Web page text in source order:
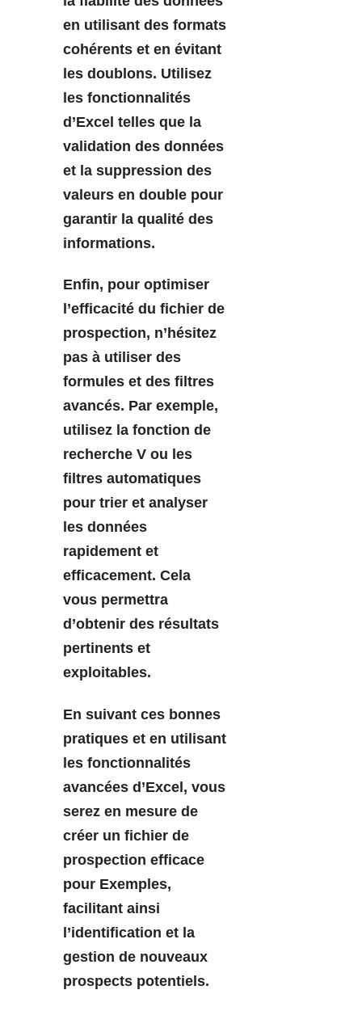
en utilisant des formats
cohérents et en évitant
les doublons. Utilisez
les fonctionnalités
d’Excel telles que la
validation des données
et la suppression des
valeurs en double pour
garantir la qualité des
informations.
Enfin, pour optimiser
l’efficacité du fichier de
prospection, n’hésitez
pas à utiliser des
formules et des filtres
avancés. Par exemple,
utilisez la fonction de
recherche V ou les
filtres automatiques
pour trier et analyser
les données
rapidement et
efficacement. Cela
vous permettra
d’obtenir des résultats
pertinents et
exploitables.
En suivant ces bonnes
pratiques et en utilisant
les fonctionnalités
avancées d’Excel, vous
serez en mesure de
créer un fichier de
prospection efficace
pour Exemples,
facilitant ainsi
l’identification et la
gestion de nouveaux
prospects potentiels.